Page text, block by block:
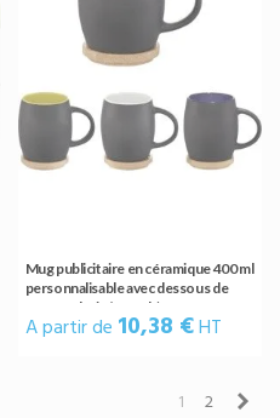
Mug publicitaire en céramique 400 ml
personnalisable avec dessous de
verre en bois (Hearth)
A partir de 10,38 €HT
1 2